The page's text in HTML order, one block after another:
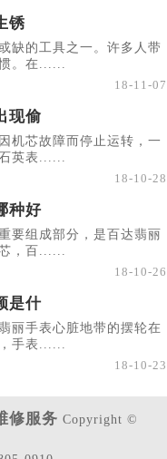
锈
缺的工具之一。许多人带
。在......
18-11-07
现偷
机芯故障而停止运转，一
英表......
18-10-28
种好
要组成部分，是百达翡丽
，百......
18-10-26
是什
丽手表心脏地带的摆轮在
手表......
18-10-23
修服务 Copyright ©